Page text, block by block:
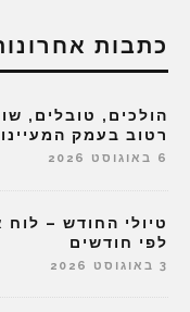
כתבות
הולכים, טובלים,
רטוב בעמק
6 באוגוסט 2026
טיולי החודש –
לפי חודשים
3 באוגוסט 2026